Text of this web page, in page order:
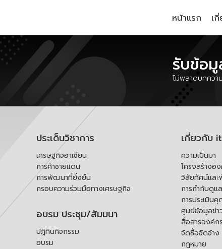
หน้าแรก เ
รับข้อมู
ไม่พลาดบทควา
ประเด็นวิชาการ
เศรษฐกิจอาเซียน
การค้าชายแดน
การพัฒนาที่ยั่งยืน
กรอบความร่วมมือทางเศรษฐกิจ
อบรม ประชุม/สัมมนา
ปฏิทินกิจกรรม
อบรม
เกี่ยวกับ
ความเป็นมา
โครงสร้างอ
วิสัยทัศน์และ
การกำกับดูแ
การประเมิน
ศูนย์ข้อมูลข่า
สื่อสารองค์กร
จัดซื้อจัดจ้าง
กฎหมาย